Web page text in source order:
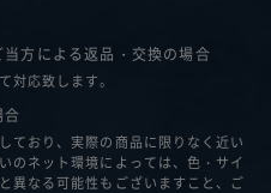
方による返品・交換の場合
対応致します。
合
ており、実際の商品に限りなく近い
のネット環境によっては、色・サイ
異なる可能性もございますこと、ご